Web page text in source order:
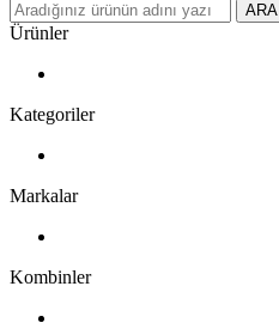
ARA
Ürünler
Kategoriler
Markalar
Kombinler